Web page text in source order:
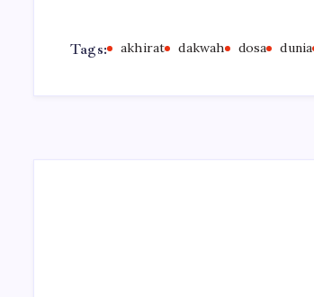
Tags: akhirat dakwah dosa dunia